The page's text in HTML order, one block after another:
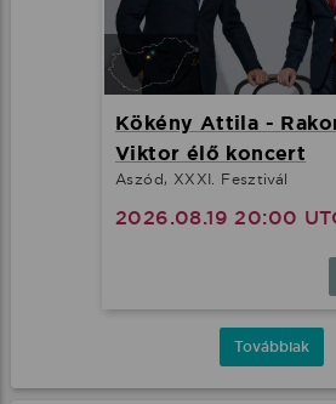
Kökény Attila -
Viktor élő koncert
Aszód, XXXI. Fesztivál
2026.08.19 20:00
Továbbiak